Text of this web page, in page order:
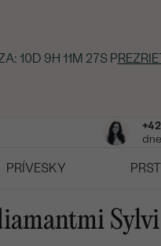
10D 9H 11M 26S P
PRÍVESKY
Sylvi